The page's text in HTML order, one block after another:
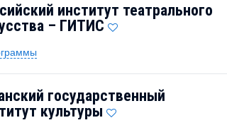
институт театрального
– ГИТИС
государственный
культуры